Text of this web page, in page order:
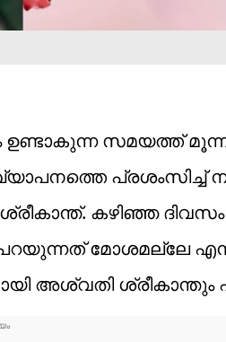
ഉണ്ടാകുന്ന സമയത്ത്
കഴിഞ്ഞ ദിവസം
മോശമല്ലേ
അശ്വതി ശ്രീകാന്തും